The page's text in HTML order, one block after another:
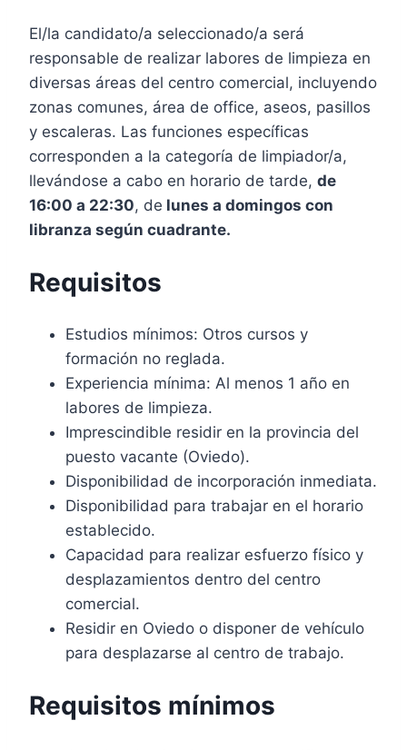
El/la candidato/a seleccionado/a será
responsable de realizar labores de limpieza en
diversas áreas del centro comercial, incluyendo
zonas comunes, área de office, aseos, pasillos
y escaleras. Las funciones específicas
corresponden a la categoría de limpiador/a,
llevándose a cabo en horario de tarde, de
16:00 a 22:30, de lunes a domingos con
libranza según cuadrante.
Requisitos
Estudios mínimos: Otros cursos y
formación no reglada.
Experiencia mínima: Al menos 1 año en
labores de limpieza.
Imprescindible residir en la provincia del
puesto vacante (Oviedo).
Disponibilidad de incorporación inmediata.
Disponibilidad para trabajar en el horario
establecido.
Capacidad para realizar esfuerzo físico y
desplazamientos dentro del centro
comercial.
Residir en Oviedo o disponer de vehículo
para desplazarse al centro de trabajo.
Requisitos mínimos